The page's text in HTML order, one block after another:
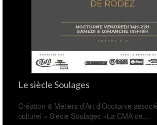
Le siècle Soulages
Création & Métiers d’Art d’Occitanie
culturel « Siècle Soulages »La CMA de...